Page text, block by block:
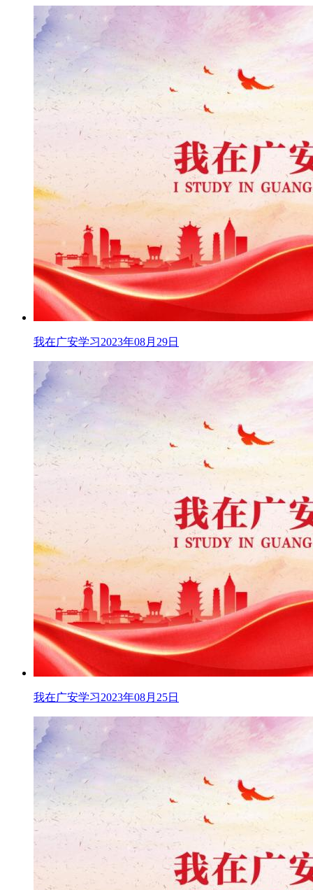
我在广安学习2023年08月29日
我在广安学习2023年08月25日